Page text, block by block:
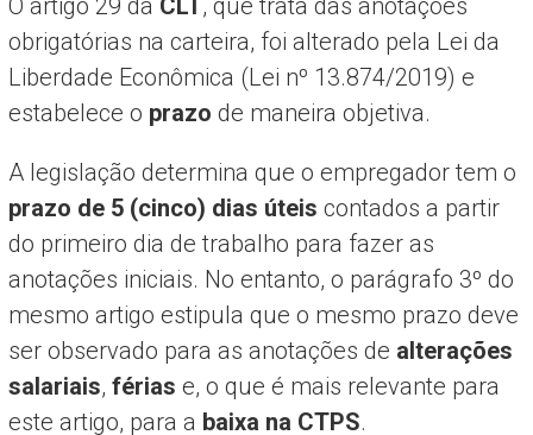
O artigo 29 da CLT, que trata das anotações
obrigatórias na carteira, foi alterado pela Lei da
Liberdade Econômica (Lei nº 13.874/2019) e
estabelece o prazo de maneira objetiva.
A legislação determina que o empregador tem o
prazo de 5 (cinco) dias úteis contados a partir
do primeiro dia de trabalho para fazer as
anotações iniciais. No entanto, o parágrafo 3º do
mesmo artigo estipula que o mesmo prazo deve
ser observado para as anotações de alterações
salariais, férias e, o que é mais relevante para
este artigo, para a baixa na CTPS.